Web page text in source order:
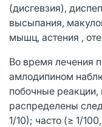
(дисгевзия),
высыпания,
мышц, астения ,
Во время лечения
амлодипином
побочные реакции,
распределены
1/10); часто (≥ 1/